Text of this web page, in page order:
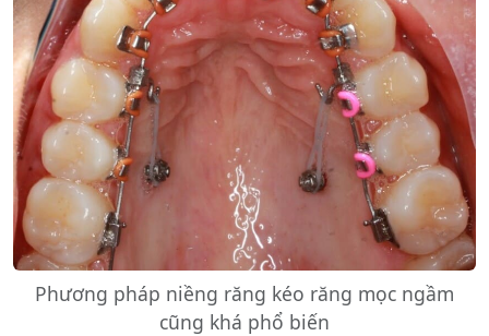
Phương pháp niềng răng kéo răng mọc ngầm
cũng khá phổ biến